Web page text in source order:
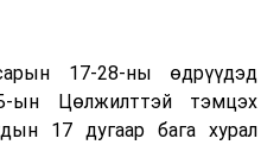
шалгалт хийх
орчин, хүнс,
засаг”
танхимд
17-28-ны өдрүүдэд
ын Цөлжилттэй тэмцэх
17 дугаар бага хурал